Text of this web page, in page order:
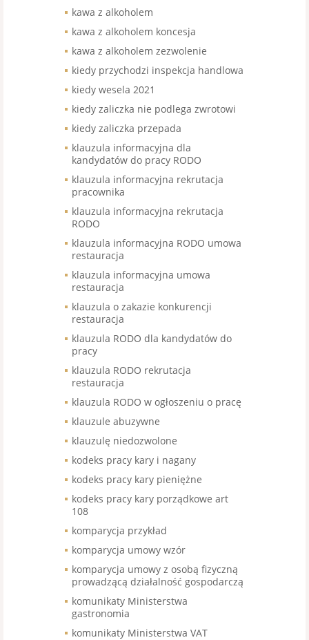
kawa z alkoholem
kawa z alkoholem koncesja
kawa z alkoholem zezwolenie
kiedy przychodzi inspekcja handlowa
kiedy wesela 2021
kiedy zaliczka nie podlega zwrotowi
kiedy zaliczka przepada
klauzula informacyjna dla
kandydatów do pracy RODO
klauzula informacyjna rekrutacja
pracownika
klauzula informacyjna rekrutacja
RODO
klauzula informacyjna RODO umowa
restauracja
klauzula informacyjna umowa
restauracja
klauzula o zakazie konkurencji
restauracja
klauzula RODO dla kandydatów do
pracy
klauzula RODO rekrutacja
restauracja
klauzula RODO w ogłoszeniu o pracę
klauzule abuzywne
klauzulę niedozwolone
kodeks pracy kary i nagany
kodeks pracy kary pieniężne
kodeks pracy kary porządkowe art
108
komparycja przykład
komparycja umowy wzór
komparycja umowy z osobą fizyczną
prowadzącą działalność gospodarczą
komunikaty Ministerstwa
gastronomia
komunikaty Ministerstwa VAT